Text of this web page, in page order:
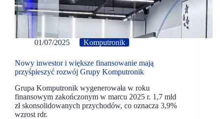
01/07/2025 Komputronik
Nowy inwestor i większe finansowanie mają
przyśpieszyć rozwój Grupy Komputronik
Grupa Komputronik wygenerowała w roku
finansowym zakończonym w marcu 2025 r. 1,7 mld
zł skonsolidowanych przychodów, co oznacza 3,9%
wzrost rdr.